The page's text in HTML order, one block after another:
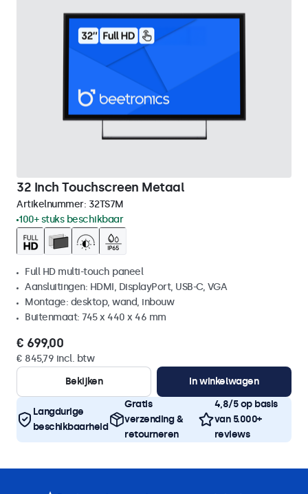
32 Inch Touchscreen Metaal
Artikelnummer: 32TS7M
100+ stuks beschikbaar
Full HD multi-touch paneel
Aansluitingen: HDMI, DisplayPort, USB-C, VGA
Montage: desktop, wand, inbouw
Buitenmaat: 745 x 440 x 46 mm
€ 699,00
€ 845,79 incl. btw
Bekijken
In winkelwagen
Langdurige
beschikbaarheid
Gratis
verzending &
retourneren
4,8/5 op basis
van 5.000+
reviews